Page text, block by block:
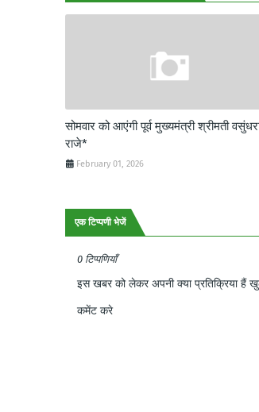
सोमवार को आएंगी पूर्व मुख्यमंत्री श्रीमती
राजे*
February 01, 2026
एक टिप्पणी भेजें
0 टिप्पणियाँ
इस खबर को लेकर अपनी क्या प्रतिक्रिया हैं
कमेंट करे